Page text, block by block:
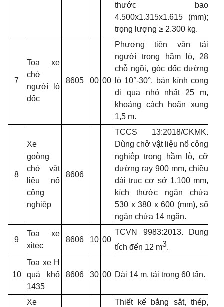
thước bao
4.500x1.315x1.615 (mm);
trọng lượng ≥ 2.300 kg.
7
Toa xe
chở
người lò
dốc
8605 00 00
Phương tiện vận tải
người trong hầm lò, 28
chỗ ngồi, góc dốc đường
lò 10°-30°, bán kính cong
đi qua nhỏ nhất 25 m,
khoảng cách hoãn xung
1,5 m.
8
Xe
goòng
chở vật
liệu nổ
công
nghiệp
8606
TCCS 13:2018/CKMK.
Dùng chở vật liệu nổ công
nghiệp trong hầm lò, cỡ
đường ray 900 mm, chiều
dài trục cơ sở 1.100 mm,
kích thước ngăn chứa
530 x 380 x 600 (mm), số
ngăn chứa 14 ngăn.
9
Toa xe
xitec
8606 10 00
TCVN 9983:2013. Dung
tích đến 12 m3.
10
Toa xe H
quá khổ
1435
8606 30 00 Dài 14 m, tải trọng 60 tấn.
Xe
Thiết kế bằng sắt, thép,